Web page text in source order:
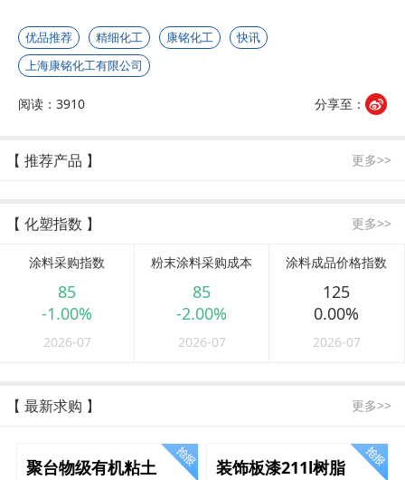
优品推荐 精细化工 康铭化工
快讯
上海康铭化工有限公司
阅读：3910 分享至：
【 推荐产品 】 更多>>
【 化塑指数 】 更多>>
涂料采购指数
85
-1.00%
2026-07
粉末涂料采购成本
85
-2.00%
2026-07
涂料成品价格指数
125
0.00%
2026-07
【 最新求购 】 更多>>
聚台物级有机粘土 装饰板漆211l树脂